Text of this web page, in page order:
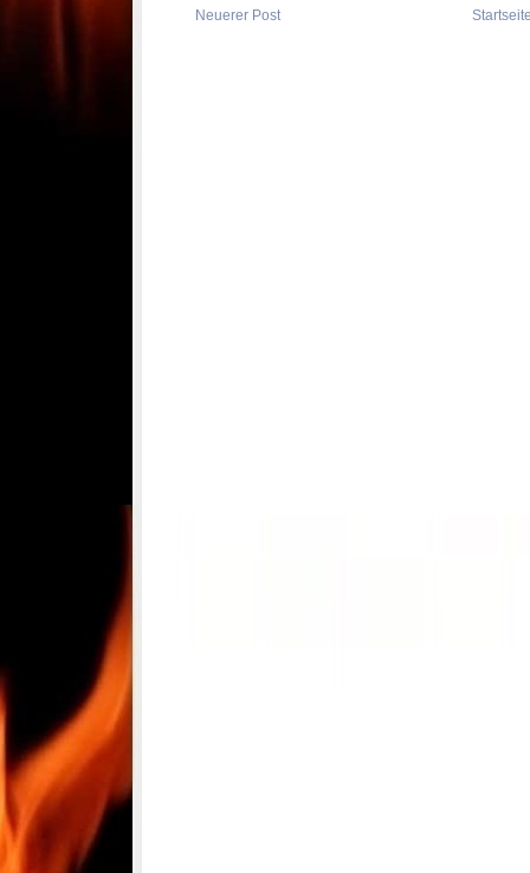
Neuerer Post